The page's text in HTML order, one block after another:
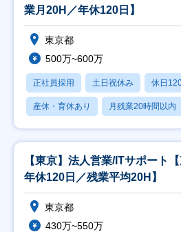
業月20H／年休120日】
東京都
500万~600万
正社員採用 土日祝休み 休日
産休・育休あり 月残業20時間以内
【東京】法人営業/ITサポート
年休120日／残業平均20H】
東京都
430万~550万